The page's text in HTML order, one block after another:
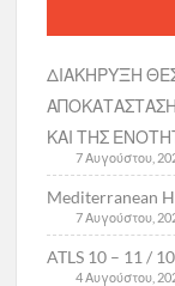
ΔΙΑΚΗΡΥΞΗ
ΚΑΙ ΤΗΣ
7 Αυγούστου,
Mediterranean
7 Αυγούστου,
ATLS 10 – 11 /
4 Αυγούστου,